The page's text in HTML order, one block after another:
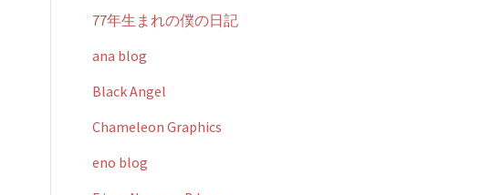
77年生まれの僕の日記
ana blog
Black Angel
Chameleon Graphics
eno blog